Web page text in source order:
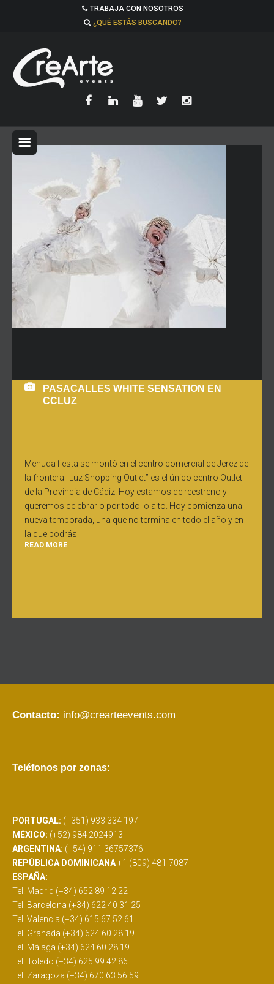
TRABAJA CON NOSOTROS
¿QUÉ ESTÁS BUSCANDO?
PASACALLES WHITE SENSATION EN
CCLUZ
Menuda fiesta se montó en el centro comercial de Jerez de
la frontera "Luz Shopping Outlet” es el único centro Outlet
de la Provincia de Cádiz. Hoy estamos de reestreno y
queremos celebrarlo por todo lo alto. Hoy comienza una
nueva temporada, una que no termina en todo el año y en
la que podrás
READ MORE
Contacto: info@crearteevents.com
Teléfonos por zonas:
PORTUGAL: (+351) 933 334 197
MÉXICO: (+52) 984 2024913
ARGENTINA: (+54) 911 36757376
REPÚBLICA DOMINICANA+1 (809) 481-7087
ESPAÑA:
Tel. Madrid (+34) 652 89 12 22
Tel. Barcelona (+34) 622 40 31 25
Tel. Valencia (+34) 615 67 52 61
Tel. Granada (+34) 624 60 28 19
Tel. Málaga (+34) 624 60 28 19
Tel. Toledo (+34) 625 99 42 86
Tel. Zaragoza (+34) 670 63 56 59